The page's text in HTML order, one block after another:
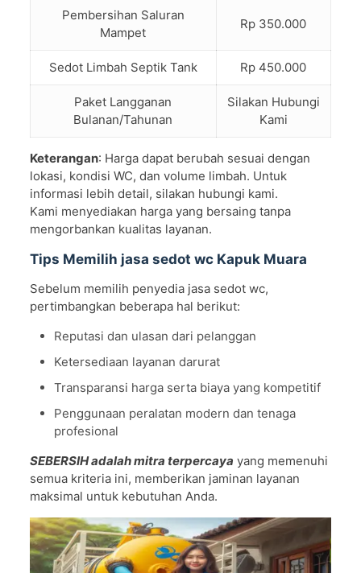
Pembersihan Saluran
Mampet
Rp 350.000
Sedot Limbah Septik Tank Rp 450.000
Paket Langganan
Bulanan/Tahunan
Silakan Hubungi
Kami
Keterangan: Harga dapat berubah sesuai dengan
lokasi, kondisi WC, dan volume limbah. Untuk
informasi lebih detail, silakan hubungi kami.
Kami menyediakan harga yang bersaing tanpa
mengorbankan kualitas layanan.
Tips Memilih jasa sedot wc Kapuk Muara
Sebelum memilih penyedia jasa sedot wc,
pertimbangkan beberapa hal berikut:
Reputasi dan ulasan dari pelanggan
Ketersediaan layanan darurat
Transparansi harga serta biaya yang kompetitif
Penggunaan peralatan modern dan tenaga
profesional
SEBERSIH adalah mitra terpercaya yang memenuhi
semua kriteria ini, memberikan jaminan layanan
maksimal untuk kebutuhan Anda.